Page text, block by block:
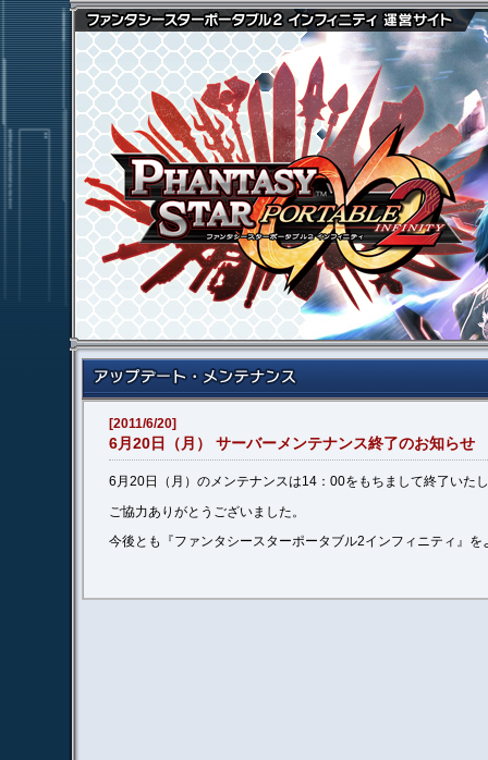
[2011/6/20]
6月20日（月） サーバーメンテナンス終了のお知らせ
6月20日（月）のメンテナンスは14：00をもちまして終了いた
ご協力ありがとうございました。
今後とも『ファンタシースターポータブル2インフィニティ』